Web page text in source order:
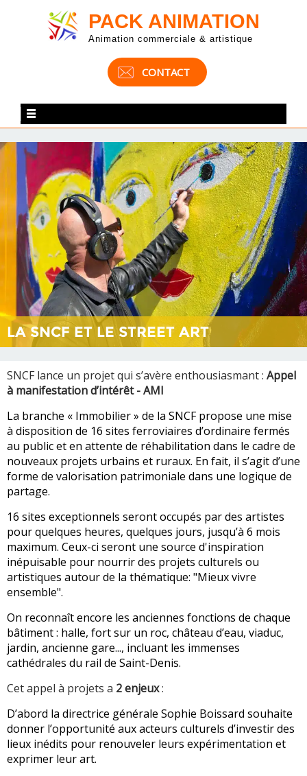
PACK ANIMATION
Animation commerciale & artistique
CONTACT
LA SNCF ET LE STREET ART
SNCF lance un projet qui s’avère enthousiasmant : Appel
à manifestation d’intérêt - AMI
La branche « Immobilier » de la SNCF propose une mise
à disposition de 16 sites ferroviaires d’ordinaire fermés
au public et en attente de réhabilitation dans le cadre de
nouveaux projets urbains et ruraux. En fait, il s’agit d’une
forme de valorisation patrimoniale dans une logique de
partage.
16 sites exceptionnels seront occupés par des artistes
pour quelques heures, quelques jours, jusqu’à 6 mois
maximum. Ceux-ci seront une source d'inspiration
inépuisable pour nourrir des projets culturels ou
artistiques autour de la thématique: "Mieux vivre
ensemble".
On reconnaît encore les anciennes fonctions de chaque
bâtiment : halle, fort sur un roc, château d’eau, viaduc,
jardin, ancienne gare..., incluant les immenses
cathédrales du rail de Saint-Denis.
Cet appel à projets a 2 enjeux:
D’abord la directrice générale Sophie Boissard souhaite
donner l’opportunité aux acteurs culturels d’investir des
lieux inédits pour renouveler leurs expérimentation et
exprimer leur art.